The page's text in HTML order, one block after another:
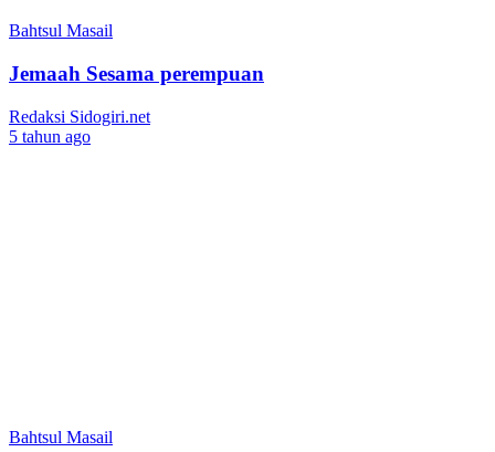
Bahtsul Masail
Jemaah Sesama perempuan
Redaksi Sidogiri.net
5 tahun ago
Bahtsul Masail